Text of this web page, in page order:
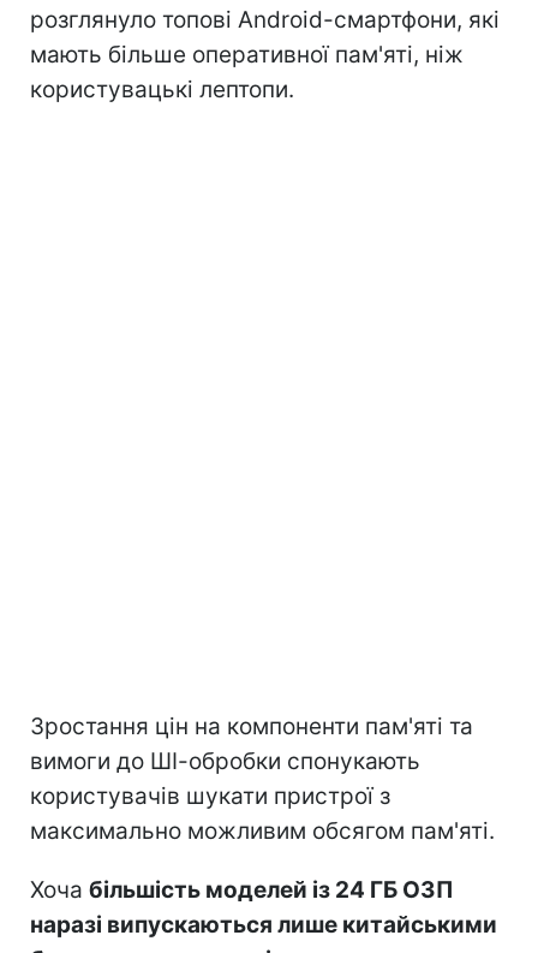
розглянуло топові Android-смартфони, які
мають більше оперативної пам'яті, ніж
користувацькі лептопи.
Зростання цін на компоненти пам'яті та
вимоги до ШІ-обробки спонукають
користувачів шукати пристрої з
максимально можливим обсягом пам'яті.
Хоча більшість моделей із 24 ГБ ОЗП
наразі випускаються лише китайськими